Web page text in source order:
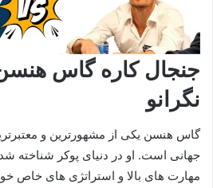
جنجال کاره گاس هنسن
نگرانو
گاس هنسن یکی از مشهورترین و
جهانی است. او در دنیای پوکر شناخته
مهارت‌ های بالا و استراتژی‌ های خاص